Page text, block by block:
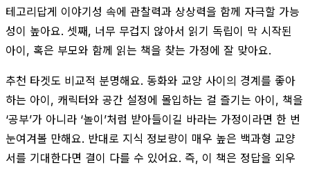
테고리답게 이야기성 속에 관찰력과 상상력을 함께 자극할 가능
성이 높아요. 셋째, 너무 무겁지 않아서 읽기 독립이 막 시작된
아이, 혹은 부모와 함께 읽는 책을 찾는 가정에 잘 맞아요.
추천 타겟도 비교적 분명해요. 동화와 교양 사이의 경계를 좋아
하는 아이, 캐릭터와 공간 설정에 몰입하는 걸 즐기는 아이, 책을
‘공부’가 아니라 ‘놀이’처럼 받아들이길 바라는 가정이라면 한 번
눈여겨볼 만해요. 반대로 지식 정보량이 매우 높은 백과형 교양
서를 기대한다면 결이 다를 수 있어요. 즉, 이 책은 정답을 외우